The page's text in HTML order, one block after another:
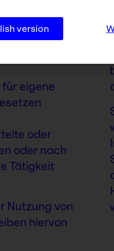
für eigene
oder
oder nach
Tätigkeit
Nutzung von
hiervon
version